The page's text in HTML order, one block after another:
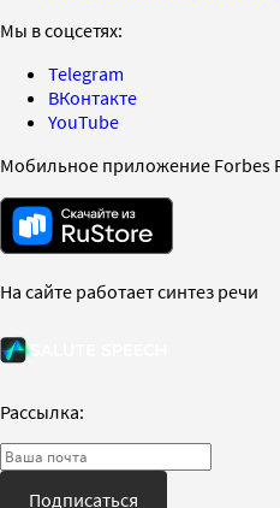
Мы в соцсетях:
Telegram
ВКонтакте
YouTube
Мобильное приложение Forbes
На сайте работает синтез речи
Рассылка:
Подписаться